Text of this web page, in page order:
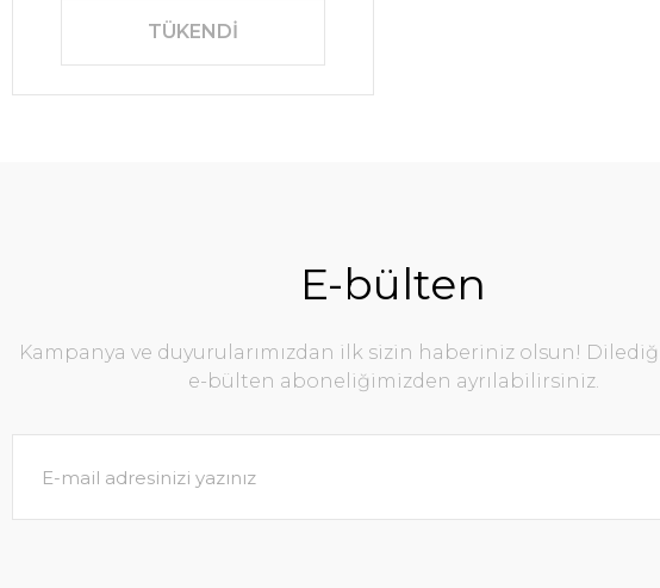
TÜKENDİ
E-bülten
Kampanya ve duyurularımızdan ilk sizin haberiniz olsun!
e-bülten aboneliğimizden ayrılabilirsiniz.